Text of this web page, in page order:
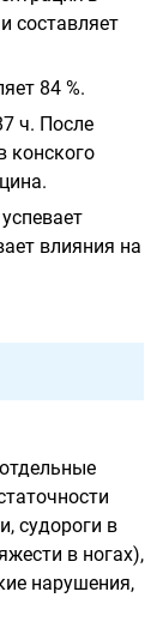
составляет
84 %.
ч. После
конского
влияния на
судороги в
в ногах),
нарушения,